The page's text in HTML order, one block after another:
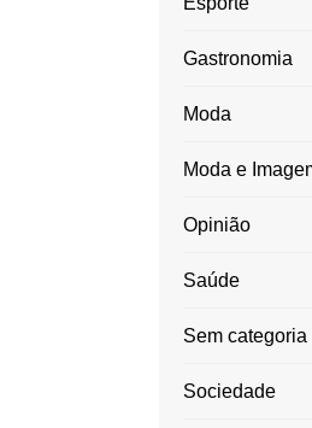
Gastronomia
Moda
Moda e
Opinião
Saúde
Sem categoria
Sociedade